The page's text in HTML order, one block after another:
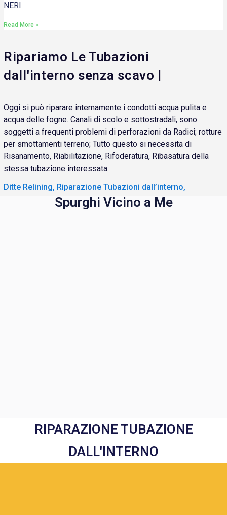
NERI
Read More »
Ripariamo Le Tubazioni
dall'interno senza scavo |
Oggi si può riparare internamente i condotti acqua pulita e
acqua delle fogne. Canali di scolo e sottostradali, sono
soggetti a frequenti problemi di perforazioni da Radici; rotture
per smottamenti terreno; Tutto questo si necessita di
Risanamento, Riabilitazione, Rifoderatura, Ribasatura della
stessa tubazione interessata.
Ditte Relining, Riparazione Tubazioni dall’interno,
Spurghi Vicino a Me
RIPARAZIONE TUBAZIONE
DALL'INTERNO